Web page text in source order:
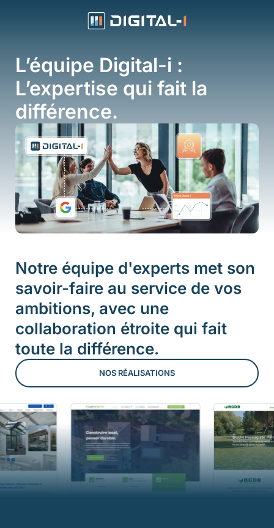
L’équipe Digital-i :
L’expertise qui fait la
différence.
Notre équipe d'experts met son
savoir-faire au service de vos
ambitions, avec une
collaboration étroite qui fait
toute la différence.
NOS RÉALISATIONS